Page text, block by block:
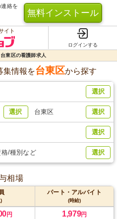
絡を
無料インストール
イト
ログインする
台東区の看護師求人
集情報を台東区から探す
選択
選択 台東区 選択
選択
/種別など 選択
相場
パート・アルバイト
(時給)
円 1,979円